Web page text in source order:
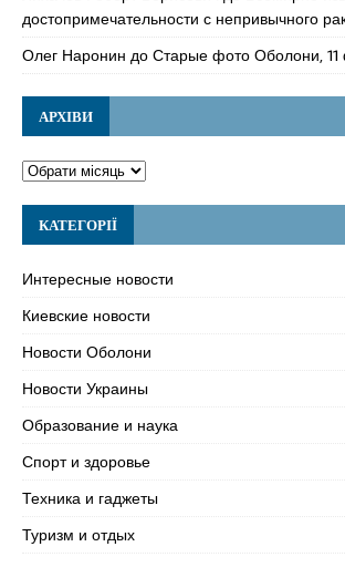
достопримечательности с непривычного
Олег Наронин доСтарые фото Оболони, 11
АРХІВИ
КАТЕГОРІЇ
Интересные новости
Киевские новости
Новости Оболони
Новости Украины
Образование и наука
Спорт и здоровье
Техника и гаджеты
Туризм и отдых